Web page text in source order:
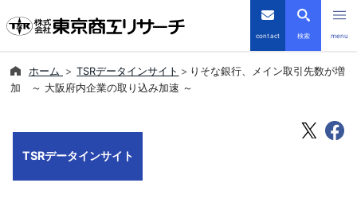
contact 検索 menu
倒産・注目企業情報
ホーム TSRデータインサイト
りそな銀行、メイン取引先数が増
加 ～ 大阪府内企業の取り込み加速 ～
TSRデータインサイト